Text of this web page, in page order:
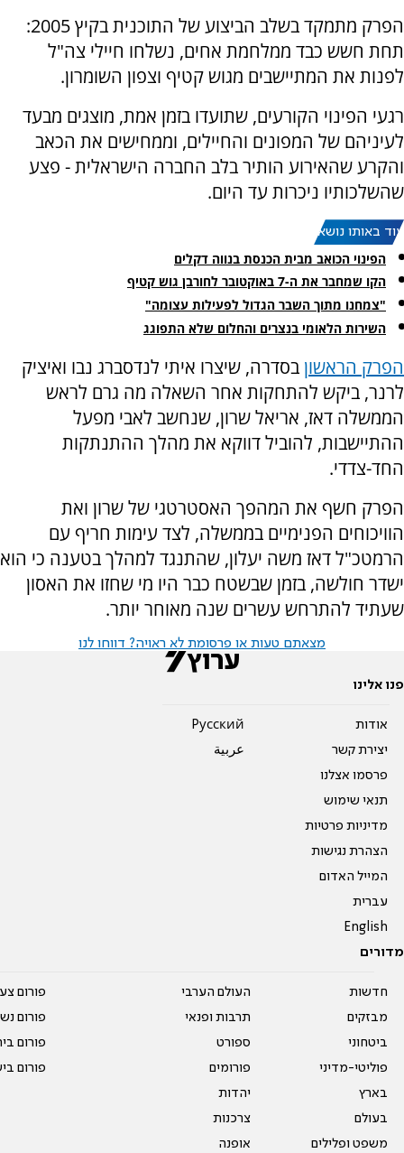
הפרק מתמקד בשלב הביצוע של התוכנית בקיץ 2005:
תחת חשש כבד ממלחמת אחים, נשלחו חיילי צה"ל
לפנות את המתיישבים מגוש קטיף וצפון השומרון.
רגעי הפינוי הקורעים, שתועדו בזמן אמת, מוצגים מבעד
לעיניהם של המפונים והחיילים, וממחישים את הכאב
והקרע שהאירוע הותיר בלב החברה הישראלית - פצע
שהשלכותיו ניכרות עד היום.
עוד באותו נושא:
הפינוי הכואב מבית הכנסת בנווה דקלים
הקו שמחבר את ה-7 באוקטובר לחורבן גוש קטיף
"צמחנו מתוך השבר הגדול לפעילות עצומה"
השירות הלאומי בנצרים והחלום שלא התפוגג
הפרק הראשון בסדרה, שיצרו איתי לנדסברג נבו ואיציק
לרנר, ביקש להתחקות אחר השאלה מה גרם לראש
הממשלה דאז, אריאל שרון, שנחשב לאבי מפעל
ההתיישבות, להוביל דווקא את מהלך ההתנתקות
החד-צדדי.
הפרק חשף את המהפך האסטרטגי של שרון ואת
הוויכוחים הפנימיים בממשלה, לצד עימות חריף עם
הרמטכ"ל דאז משה יעלון, שהתנגד למהלך בטענה כי הוא
ישדר חולשה, בזמן שבשטח כבר היו מי שחזו את האסון
שעתיד להתרחש עשרים שנה מאוחר יותר.
מצאתם טעות או פרסומת לא ראויה? דווחו לנו
פנו אלינו
אודות
יצירת קשר
פרסמו אצלנו
תנאי שימוש
מדיניות פרטיות
הצהרת נגישות
המייל האדום
עברית
English
Pусский
عربية
מדורים
חדשות
מבזקים
ביטחוני
פוליטי-מדיני
בארץ
בעולם
משפט ופלילים
העולם הערבי
תרבות ופנאי
ספורט
פורומים
יהדות
צרכנות
אופנה
פורום
פורום
פורום
פורום